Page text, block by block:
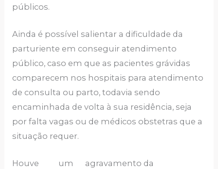
públicos.
Ainda é possível salientar a dificuldade da
parturiente em conseguir atendimento
público, caso em que as pacientes grávidas
comparecem nos hospitais para atendimento
de consulta ou parto, todavia sendo
encaminhada de volta à sua residência, seja
por falta vagas ou de médicos obstetras que a
situação requer.
Houve um agravamento da